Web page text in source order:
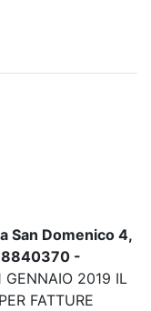
San Domenico 4,
-
GENNAIO 2019 IL
FATTURE